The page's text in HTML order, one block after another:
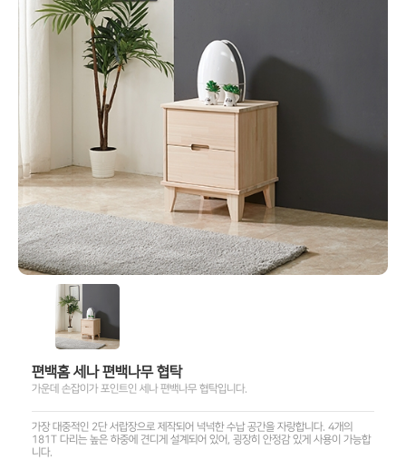
편백홈 세나 편백나무 협탁
가운데 손잡이가 포인트인 세나 편백나무 협탁입니다.
가장 대중적인 2단 서랍장으로 제작되어 넉넉한 수납 공간을 자랑합니다. 4개의
181T 다리는 높은 하중에 견디게 설계되어 있어, 굉장히 안정감 있게 사용이 가능합
니다.